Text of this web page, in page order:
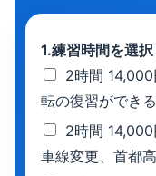
1.練習時間を選
2時間
転の復習ができ
2時間 14,000
車線変更、首都